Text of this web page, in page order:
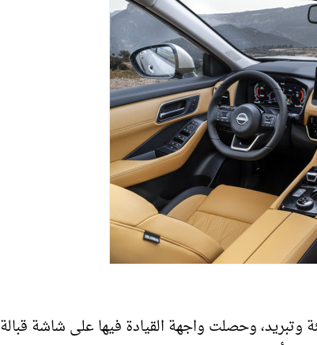
وتبريد، وحصلت واجهة القيادة فيها على شاشة قبالة